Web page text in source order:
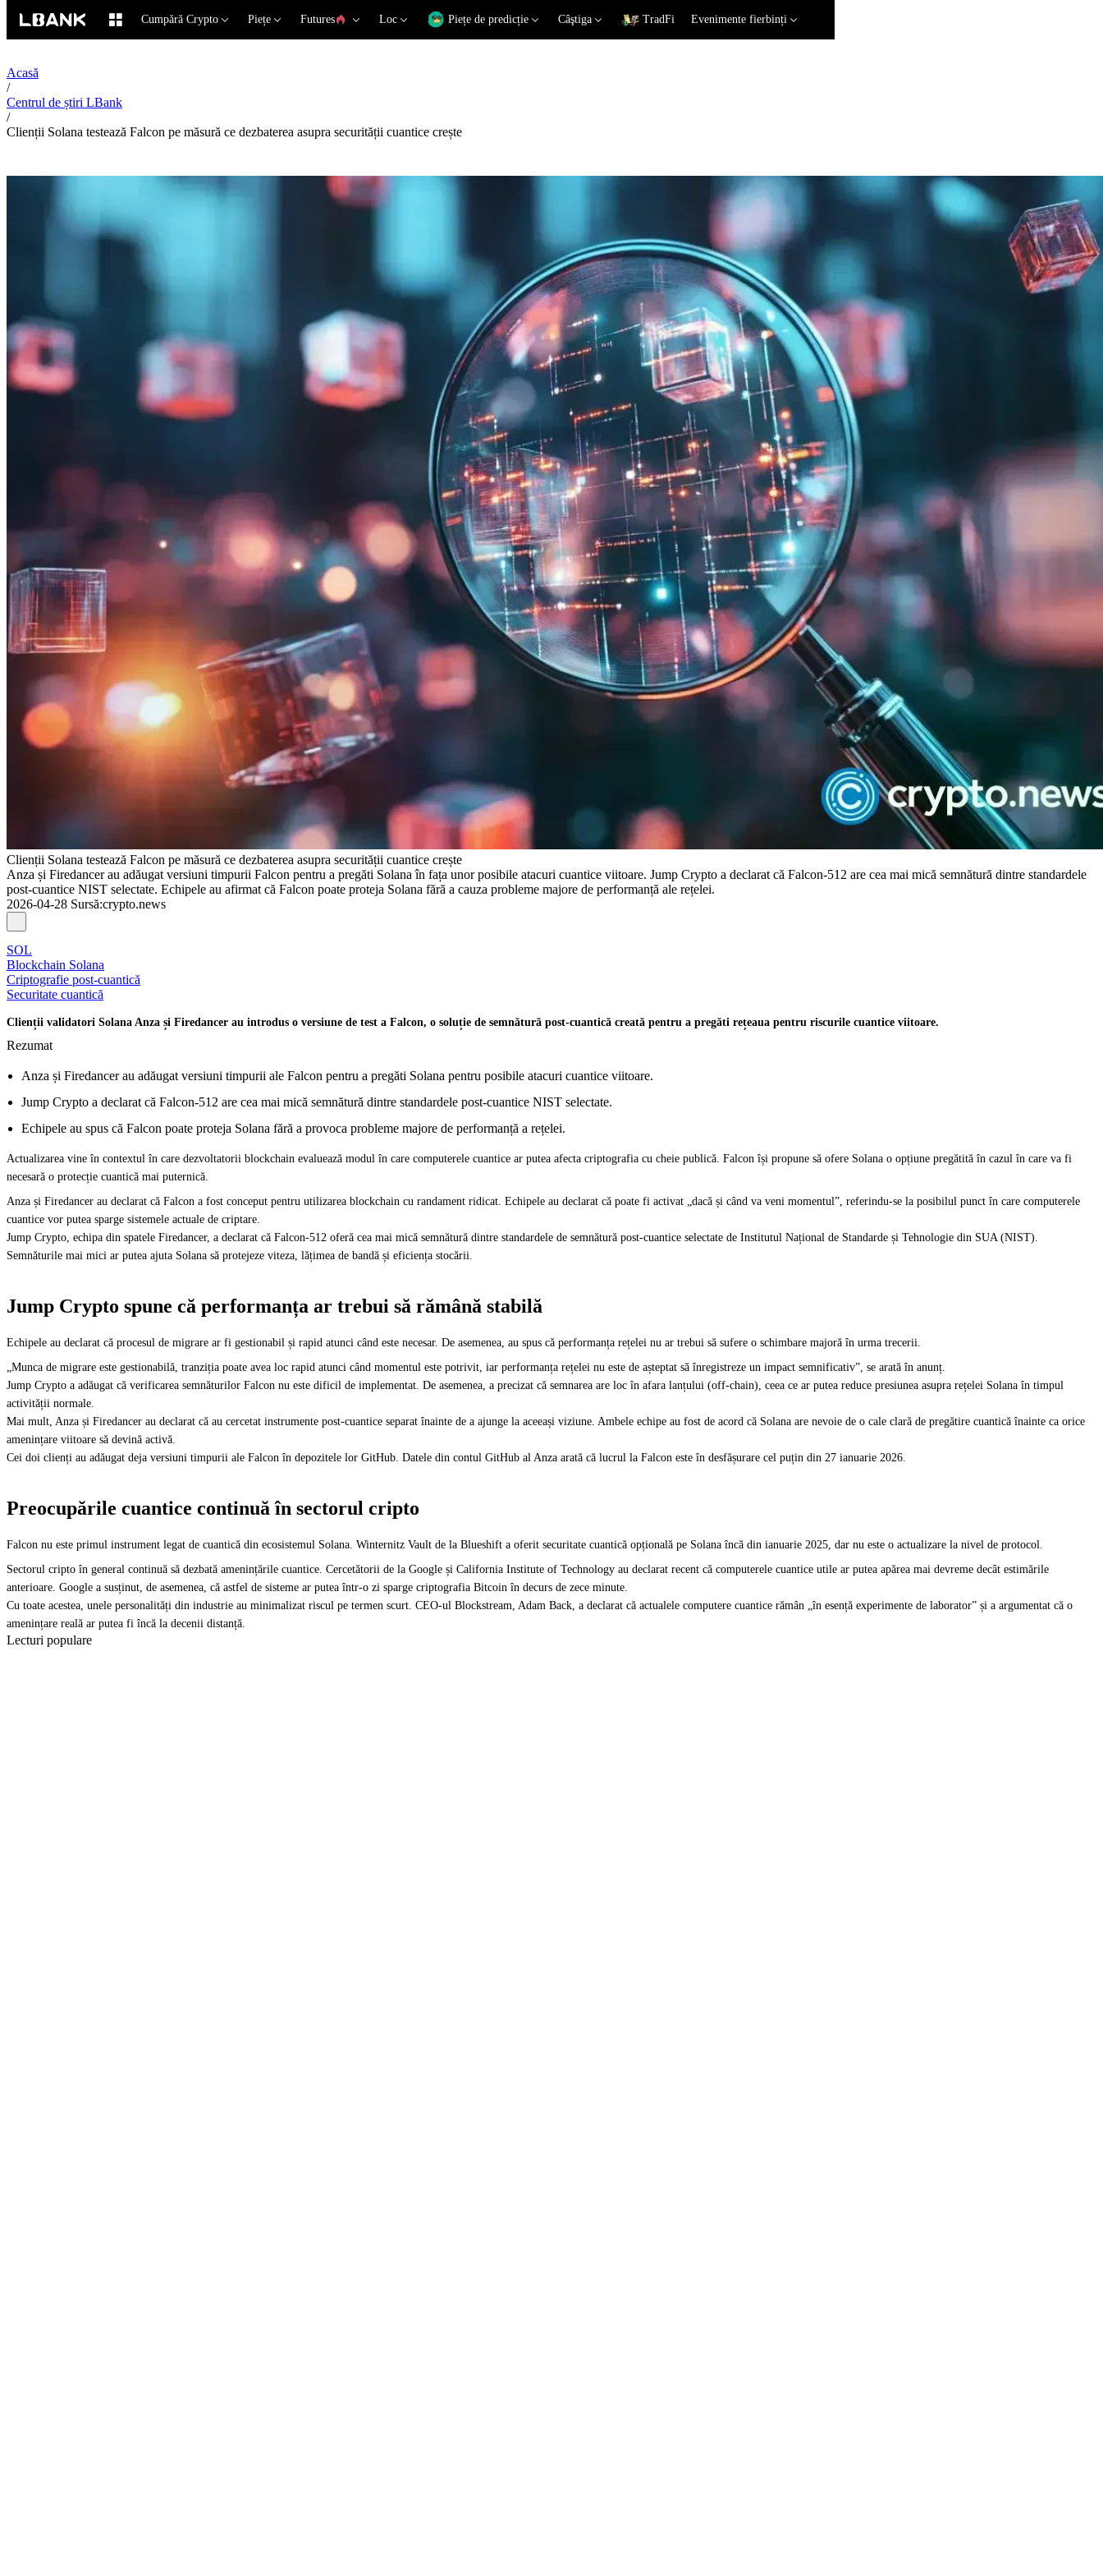
Cumpără Crypto Piețe Futures Loc Piețe de predicție Câştiga TradFi Evenimente fierbinți
Acasă
/
Centrul de știri LBank
/
Clienții Solana testează Falcon pe măsură ce dezbaterea asupra securității cuantice crește
Clienții Solana testează Falcon pe măsură ce dezbaterea asupra securității cuantice crește
Anza și Firedancer au adăugat versiuni timpurii Falcon pentru a pregăti Solana în fața unor posibile atacuri cuantice viitoare. Jump Crypto a declarat că Falcon-512 are cea mai mică semnătură dintre standardele
post-cuantice NIST selectate. Echipele au afirmat că Falcon poate proteja Solana fără a cauza probleme majore de performanță ale rețelei.
2026-04-28 Sursă:crypto.news
SOL
Blockchain Solana
Criptografie post-cuantică
Securitate cuantică
Clienții validatori Solana Anza și Firedancer au introdus o versiune de test a Falcon, o soluție de semnătură post-cuantică creată pentru a pregăti rețeaua pentru riscurile cuantice viitoare.
Rezumat
Anza și Firedancer au adăugat versiuni timpurii ale Falcon pentru a pregăti Solana pentru posibile atacuri cuantice viitoare.
Jump Crypto a declarat că Falcon-512 are cea mai mică semnătură dintre standardele post-cuantice NIST selectate.
Echipele au spus că Falcon poate proteja Solana fără a provoca probleme majore de performanță a rețelei.
Actualizarea vine în contextul în care dezvoltatorii blockchain evaluează modul în care computerele cuantice ar putea afecta criptografia cu cheie publică. Falcon își propune să ofere Solana o opțiune pregătită în cazul în care va fi
necesară o protecție cuantică mai puternică.
Anza și Firedancer au declarat că Falcon a fost conceput pentru utilizarea blockchain cu randament ridicat. Echipele au declarat că poate fi activat „dacă și când va veni momentul”, referindu-se la posibilul punct în care computerele
cuantice vor putea sparge sistemele actuale de criptare.
Jump Crypto, echipa din spatele Firedancer, a declarat că Falcon-512 oferă cea mai mică semnătură dintre standardele de semnătură post-cuantice selectate de Institutul Național de Standarde și Tehnologie din SUA (NIST).
Semnăturile mai mici ar putea ajuta Solana să protejeze viteza, lățimea de bandă și eficiența stocării.
Jump Crypto spune că performanța ar trebui să rămână stabilă
Echipele au declarat că procesul de migrare ar fi gestionabil și rapid atunci când este necesar. De asemenea, au spus că performanța rețelei nu ar trebui să sufere o schimbare majoră în urma trecerii.
„Munca de migrare este gestionabilă, tranziția poate avea loc rapid atunci când momentul este potrivit, iar performanța rețelei nu este de așteptat să înregistreze un impact semnificativ”, se arată în anunț.
Jump Crypto a adăugat că verificarea semnăturilor Falcon nu este dificil de implementat. De asemenea, a precizat că semnarea are loc în afara lanțului (off-chain), ceea ce ar putea reduce presiunea asupra rețelei Solana în timpul
activității normale.
Mai mult, Anza și Firedancer au declarat că au cercetat instrumente post-cuantice separat înainte de a ajunge la aceeași viziune. Ambele echipe au fost de acord că Solana are nevoie de o cale clară de pregătire cuantică înainte ca orice
amenințare viitoare să devină activă.
Cei doi clienți au adăugat deja versiuni timpurii ale Falcon în depozitele lor GitHub. Datele din contul GitHub al Anza arată că lucrul la Falcon este în desfășurare cel puțin din 27 ianuarie 2026.
Preocupările cuantice continuă în sectorul cripto
Falcon nu este primul instrument legat de cuantică din ecosistemul Solana. Winternitz Vault de la Blueshift a oferit securitate cuantică opțională pe Solana încă din ianuarie 2025, dar nu este o actualizare la nivel de protocol.
Sectorul cripto în general continuă să dezbată amenințările cuantice. Cercetătorii de la Google și California Institute of Technology au declarat recent că computerele cuantice utile ar putea apărea mai devreme decât estimările
anterioare. Google a susținut, de asemenea, că astfel de sisteme ar putea într-o zi sparge criptografia Bitcoin în decurs de zece minute.
Cu toate acestea, unele personalități din industrie au minimalizat riscul pe termen scurt. CEO-ul Blockstream, Adam Back, a declarat că actualele computere cuantice rămân „în esență experimente de laborator” și a argumentat că o
amenințare reală ar putea fi încă la decenii distanță.
Lecturi populare